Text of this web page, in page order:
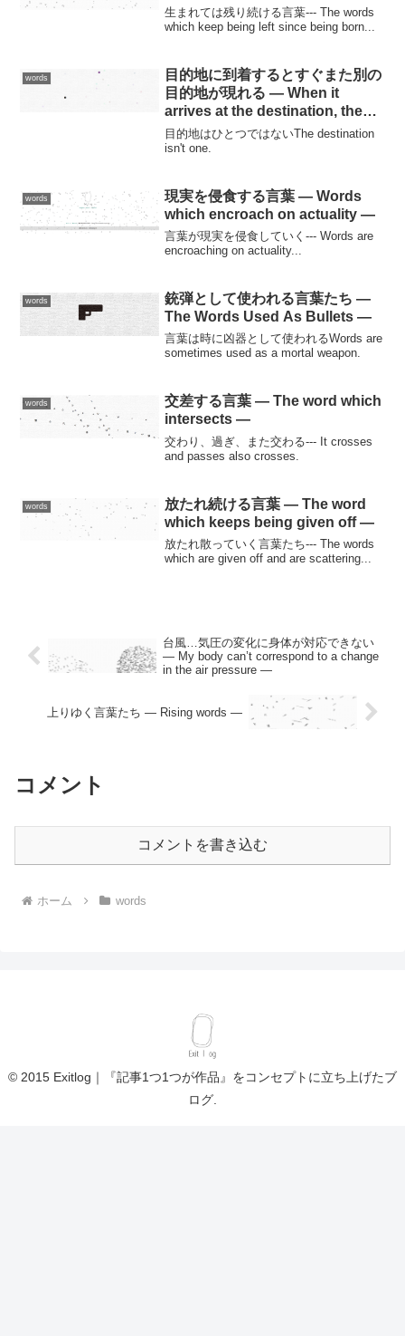
生まれては残り続ける言葉--- The words
which keep being left since being born...
words
目的地に到着するとすぐまた別の
目的地が現れる — When it
arrives at the destination, the
different destination appears
again right now —
目的地はひとつではないThe destination
isn't one.
words
現実を侵食する言葉 — Words
which encroach on actuality —
言葉が現実を侵食していく--- Words are
encroaching on actuality...
words
銃弾として使われる言葉たち —
The Words Used As Bullets —
言葉は時に凶器として使われるWords are
sometimes used as a mortal weapon.
words
交差する言葉 — The word which
intersects —
交わり、過ぎ、また交わる--- It crosses
and passes also crosses.
words
放たれ続ける言葉 — The word
which keeps being given off —
放たれ散っていく言葉たち--- The words
which are given off and are scattering...
台風…気圧の変化に身体が対応できない
— My body can’t correspond to a change
in the air pressure —
上りゆく言葉たち — Rising words —
コメント
コメントを書き込む
ホーム words
© 2015 Exitlog｜『記事1つ1つが作品』をコンセプトに立ち上げたブ
ログ.